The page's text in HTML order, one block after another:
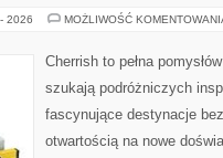
2026 MOŻLIWOŚĆ
Cherrish to pełna
szukają podróżniczych
fascynujące destynacje
otwartością na nowe